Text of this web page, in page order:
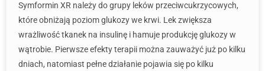
Symformin XR należy do grupy leków przeciwcukrzycowych,
które obniżają poziom glukozy we krwi. Lek zwiększa
wrażliwość tkanek na insulinę i hamuje produkcję glukozy w
wątrobie. Pierwsze efekty terapii można zauważyć już po kilku
dniach, natomiast pełne działanie pojawia się po kilku